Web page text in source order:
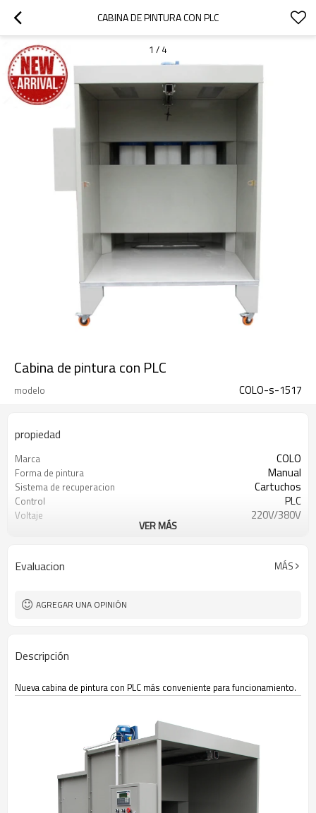
CABINA DE PINTURA CON PLC
1 / 4
Cabina de pintura con PLC
modelo COLO-s-1517
propiedad
Marca COLO
Forma de pintura Manual
Sistema de recuperacion Cartuchos
Control PLC
Voltaje 220V/380V
VER MÁS
Evaluacion MÁS
AGREGAR UNA OPINIÓN
Descripción
Nueva cabina de pintura con PLC más conveniente para funcionamiento.